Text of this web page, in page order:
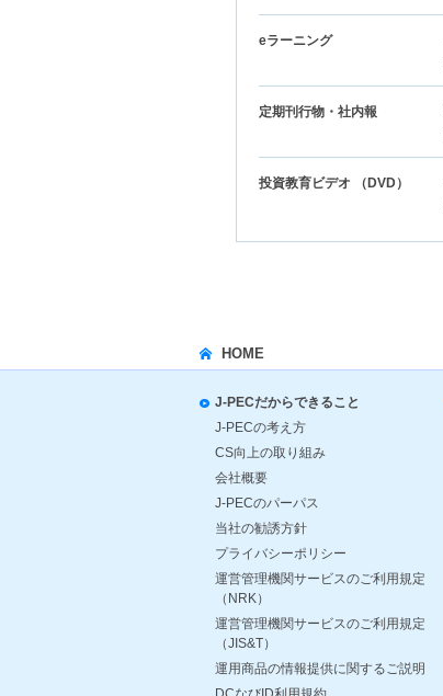
eラーニング
定期刊行物・社内報
投資教育ビデオ （DVD）
HOME
J-PECだからできること
J-PECの考え方
CS向上の取り組み
会社概要
J-PECのパーパス
当社の勧誘方針
プライバシーポリシー
運営管理機関サービスのご利用規定
（NRK）
運営管理機関サービスのご利用規定
（JIS&T）
運用商品の情報提供に関するご説明